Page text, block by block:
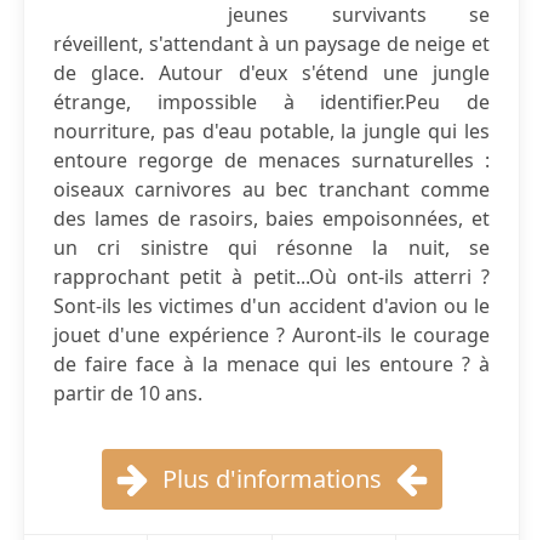
jeunes survivants se
réveillent, s'attendant à un paysage de neige et
de glace. Autour d'eux s'étend une jungle
étrange, impossible à identifier.Peu de
nourriture, pas d'eau potable, la jungle qui les
entoure regorge de menaces surnaturelles :
oiseaux carnivores au bec tranchant comme
des lames de rasoirs, baies empoisonnées, et
un cri sinistre qui résonne la nuit, se
rapprochant petit à petit...Où ont-ils atterri ?
Sont-ils les victimes d'un accident d'avion ou le
jouet d'une expérience ? Auront-ils le courage
de faire face à la menace qui les entoure ? à
partir de 10 ans.
Plus d'informations